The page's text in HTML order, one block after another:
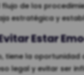
de los
estratégica y
Estar
tiene la
legal y evitar ser